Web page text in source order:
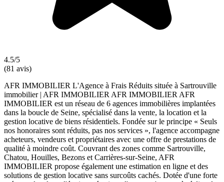
4.5/5
(81 avis)
AFR IMMOBILIER L'Agence à Frais Réduits située à Sartrouville
immobilier | AFR IMMOBILIER AFR IMMOBILIER AFR
IMMOBILIER est un réseau de 6 agences immobilières implantées
dans la boucle de Seine, spécialisé dans la vente, la location et la
gestion locative de biens résidentiels. Fondée sur le principe « Seuls
nos honoraires sont réduits, pas nos services », l'agence accompagne
acheteurs, vendeurs et propriétaires avec une offre de prestations de
qualité à moindre coût. Couvrant des zones comme Sartrouville,
Chatou, Houilles, Bezons et Carrières-sur-Seine, AFR
IMMOBILIER propose également une estimation en ligne et des
solutions de gestion locative sans surcoûts cachés. Dotée d'une forte